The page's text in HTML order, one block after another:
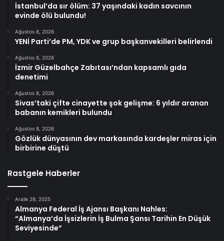
İstanbul’da sır ölüm: 37 yaşındaki kadın savcının
evinde ölü bulundu!
Ağustos 8, 2026
YENİ Parti’de PM, YDK ve grup başkanvekilleri belirlendi
Ağustos 8, 2026
İzmir Güzelbahçe Zabıtası’ndan kapsamlı gıda
denetimi
Ağustos 8, 2026
Sivas’taki çifte cinayette şok gelişme: 6 yıldır aranan
babanın kemikleri bulundu
Ağustos 8, 2026
Gözlük dünyasının dev markasında kardeşler miras için
birbirine düştü
Rastgele Haberler
Aralık 28, 2025
Almanya Federal İş Ajansı Başkanı Nahles:
“Almanya’da İşsizlerin İş Bulma Şansı Tarihin En Düşük
Seviyesinde”